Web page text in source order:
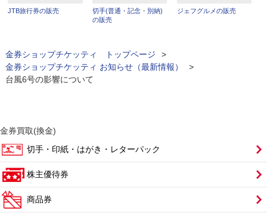
JTB旅行券の販売
切手(普通・記念・別納)
の販売
ジェフグルメの販売
金券ショップチケッティ トップページ
>
金券ショップチケッティ お知らせ（最新情報）
>
台風6号の影響について
金券買取(換金)
切手・印紙・はがき・レターパック
株主優待券
商品券